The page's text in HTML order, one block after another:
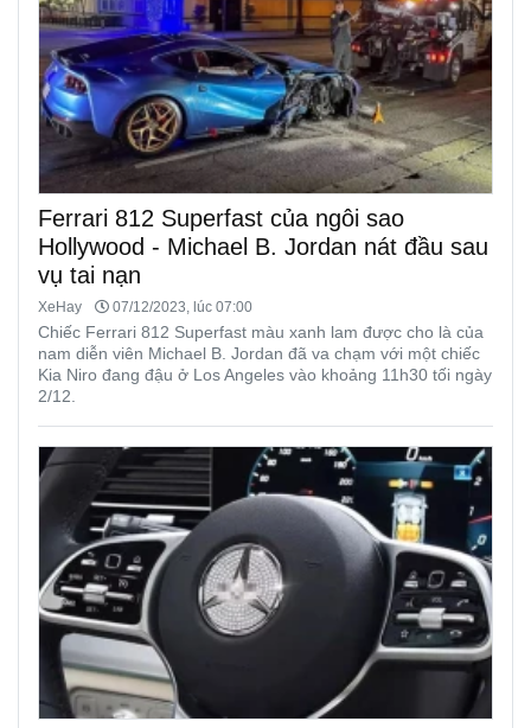
Ferrari 812 Superfast của ngôi sao
Hollywood - Michael B. Jordan nát đầu sau
vụ tai nạn
XeHay 07/12/2023, lúc 07:00
Chiếc Ferrari 812 Superfast màu xanh lam được cho là của
nam diễn viên Michael B. Jordan đã va chạm với một chiếc
Kia Niro đang đậu ở Los Angeles vào khoảng 11h30 tối ngày
2/12.